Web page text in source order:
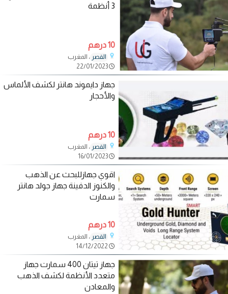
3 أنظمة
10 درهم
القصر ، المغرب
22/01/2023
جهاز دايموند هانتر لكشف الألماس
والأحجار
10 درهم
القصر ، المغرب
16/01/2023
اقوي جهازللبحث عن الذهب
والكنوز الدفينة جهاز جولد هانتر
سمارت
10 درهم
القصر ، المغرب
جهاز تيتان 400 سمارت جهاز
متعدد الأنظمة لكشف الذهب
والمعادن